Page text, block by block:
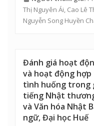
Thị Nguyên Ái, Cao Lê
Nguyễn Song Huyền
Đánh giá hoạt
và hoạt động
tình huống trong
tiếng Nhật
và Văn hóa Nhật
ngữ, Đại học Huế